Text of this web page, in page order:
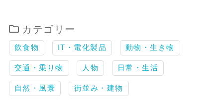
カテゴリー
飲食物 IT・電化製品 動物・生き物
交通・乗り物 人物 日常・生活
自然・風景 街並み・建物